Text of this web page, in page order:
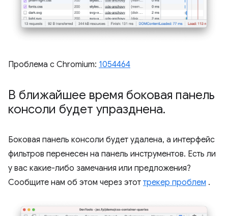
Проблема с Chromium: 1054464
В ближайшее время боковая панель
консоли будет упразднена.
Боковая панель консоли будет удалена, а интерфейс
фильтров перенесен на панель инструментов. Есть ли
у вас какие-либо замечания или предложения?
Сообщите нам об этом через этот трекер проблем .